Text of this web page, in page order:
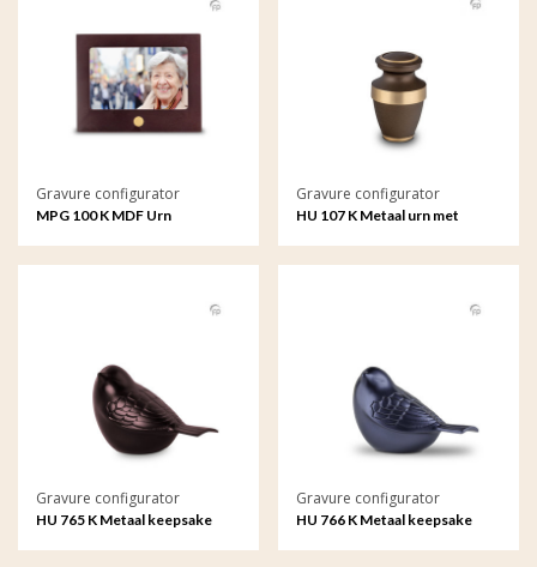
Gravure configurator
MPG 100 K MDF Urn
Gravure configurator
HU 107 K Metaal urn met
Gravure configurator
HU 765 K Metaal keepsake
Gravure configurator
HU 766 K Metaal keepsake